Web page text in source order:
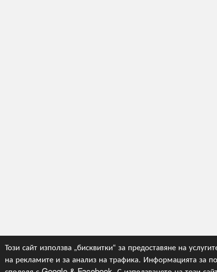
Този сайт използва „бисквитки“ за предоставяне на
на рекламите и за анализ на трафика. Информацията за